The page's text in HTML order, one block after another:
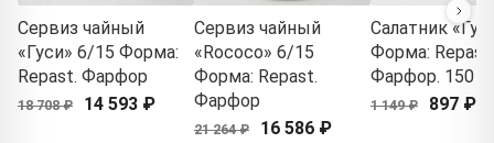
Сервиз чайный
«Гуси» 6/15 Форма:
Repast. Фарфор
18 708 ₽ 14 593 ₽
Сервиз чайный
«Rococo» 6/15
Форма: Repast.
Фарфор
21 264 ₽ 16 586 ₽
Салатник
Форма: Repast.
Фарфор. 150
1 149 ₽ 897 ₽